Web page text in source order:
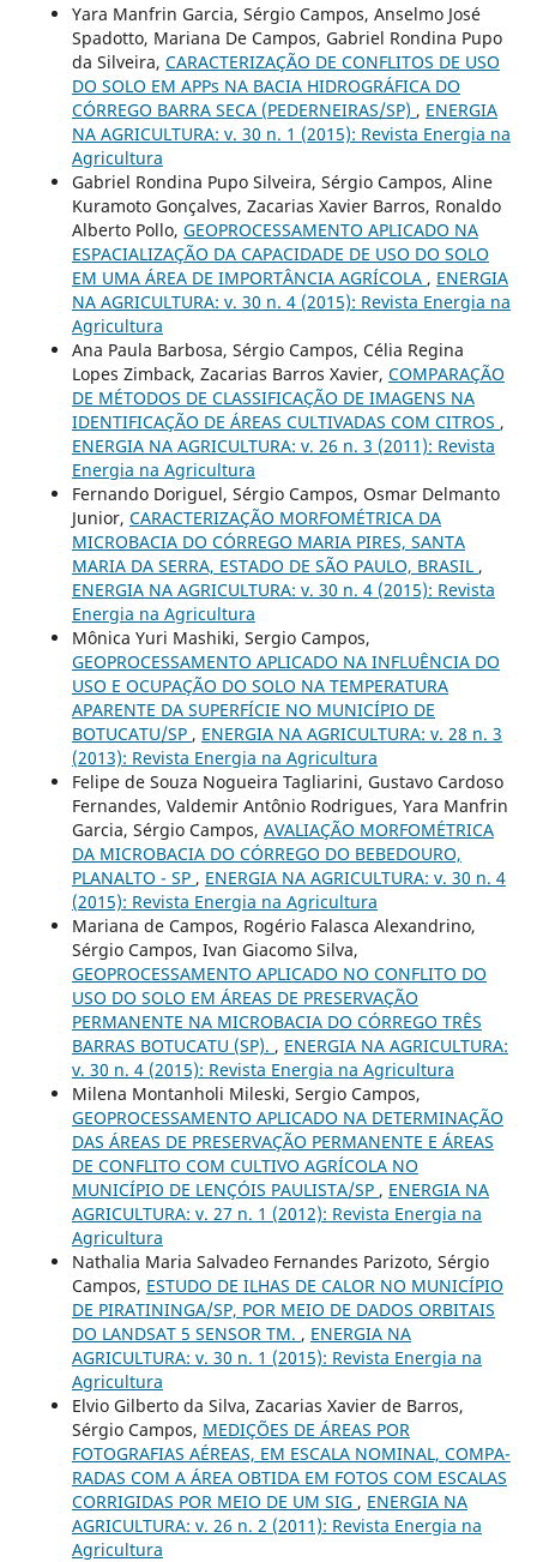
Yara Manfrin Garcia, Sérgio Campos, Anselmo José
Spadotto, Mariana De Campos, Gabriel Rondina Pupo
da Silveira, CARACTERIZAÇÃO DE CONFLITOS DE USO
DO SOLO EM APPs NA BACIA HIDROGRÁFICA DO
CÓRREGO BARRA SECA (PEDERNEIRAS/SP) , ENERGIA
NA AGRICULTURA: v. 30 n. 1 (2015): Revista Energia na
Agricultura
Gabriel Rondina Pupo Silveira, Sérgio Campos, Aline
Kuramoto Gonçalves, Zacarias Xavier Barros, Ronaldo
Alberto Pollo, GEOPROCESSAMENTO APLICADO NA
ESPACIALIZAÇÃO DA CAPACIDADE DE USO DO SOLO
EM UMA ÁREA DE IMPORTÂNCIA AGRÍCOLA , ENERGIA
NA AGRICULTURA: v. 30 n. 4 (2015): Revista Energia na
Agricultura
Ana Paula Barbosa, Sérgio Campos, Célia Regina
Lopes Zimback, Zacarias Barros Xavier, COMPARAÇÃO
DE MÉTODOS DE CLASSIFICAÇÃO DE IMAGENS NA
IDENTIFICAÇÃO DE ÁREAS CULTIVADAS COM CITROS ,
ENERGIA NA AGRICULTURA: v. 26 n. 3 (2011): Revista
Energia na Agricultura
Fernando Doriguel, Sérgio Campos, Osmar Delmanto
Junior, CARACTERIZAÇÃO MORFOMÉTRICA DA
MICROBACIA DO CÓRREGO MARIA PIRES, SANTA
MARIA DA SERRA, ESTADO DE SÃO PAULO, BRASIL ,
ENERGIA NA AGRICULTURA: v. 30 n. 4 (2015): Revista
Energia na Agricultura
Mônica Yuri Mashiki, Sergio Campos,
GEOPROCESSAMENTO APLICADO NA INFLUÊNCIA DO
USO E OCUPAÇÃO DO SOLO NA TEMPERATURA
APARENTE DA SUPERFÍCIE NO MUNICÍPIO DE
BOTUCATU/SP , ENERGIA NA AGRICULTURA: v. 28 n. 3
(2013): Revista Energia na Agricultura
Felipe de Souza Nogueira Tagliarini, Gustavo Cardoso
Fernandes, Valdemir Antônio Rodrigues, Yara Manfrin
Garcia, Sérgio Campos, AVALIAÇÃO MORFOMÉTRICA
DA MICROBACIA DO CÓRREGO DO BEBEDOURO,
PLANALTO - SP , ENERGIA NA AGRICULTURA: v. 30 n. 4
(2015): Revista Energia na Agricultura
Mariana de Campos, Rogério Falasca Alexandrino,
Sérgio Campos, Ivan Giacomo Silva,
GEOPROCESSAMENTO APLICADO NO CONFLITO DO
USO DO SOLO EM ÁREAS DE PRESERVAÇÃO
PERMANENTE NA MICROBACIA DO CÓRREGO TRÊS
BARRAS BOTUCATU (SP). , ENERGIA NA AGRICULTURA:
v. 30 n. 4 (2015): Revista Energia na Agricultura
Milena Montanholi Mileski, Sergio Campos,
GEOPROCESSAMENTO APLICADO NA DETERMINAÇÃO
DAS ÁREAS DE PRESERVAÇÃO PERMANENTE E ÁREAS
DE CONFLITO COM CULTIVO AGRÍCOLA NO
MUNICÍPIO DE LENÇÓIS PAULISTA/SP , ENERGIA NA
AGRICULTURA: v. 27 n. 1 (2012): Revista Energia na
Agricultura
Nathalia Maria Salvadeo Fernandes Parizoto, Sérgio
Campos, ESTUDO DE ILHAS DE CALOR NO MUNICÍPIO
DE PIRATININGA/SP, POR MEIO DE DADOS ORBITAIS
DO LANDSAT 5 SENSOR TM. , ENERGIA NA
AGRICULTURA: v. 30 n. 1 (2015): Revista Energia na
Agricultura
Elvio Gilberto da Silva, Zacarias Xavier de Barros,
Sérgio Campos, MEDIÇÕES DE ÁREAS POR
FOTOGRAFIAS AÉREAS, EM ESCALA NOMINAL, COMPA-
RADAS COM A ÁREA OBTIDA EM FOTOS COM ESCALAS
CORRIGIDAS POR MEIO DE UM SIG , ENERGIA NA
AGRICULTURA: v. 26 n. 2 (2011): Revista Energia na
Agricultura